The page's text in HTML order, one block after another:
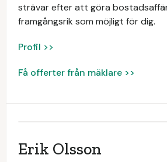
strävar efter att göra
framgångsrik som möjligt för dig.
Profil >>
Få offerter från mäklare >>
Erik Olsson